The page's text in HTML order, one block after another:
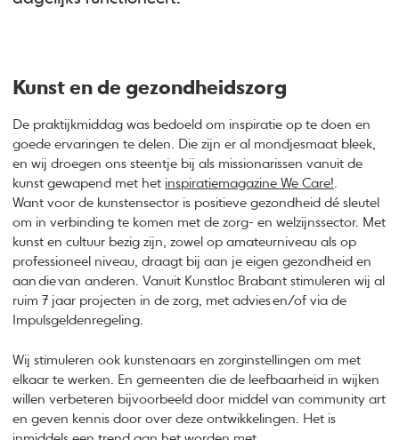
Kunst en de gezondheidszorg
De praktijkmiddag was bedoeld om inspiratie op te doen en
goede ervaringen te delen. Die zijn er al mondjesmaat bleek,
en wij droegen ons steentje bij als missionarissen vanuit de
kunst gewapend met het inspiratiemagazine We Care!.
Want voor de kunstensector is positieve gezondheid dé sleutel
om in verbinding te komen met de zorg- en welzijnssector. Met
kunst en cultuur bezig zijn, zowel op amateurniveau als op
professioneel niveau, draagt bij aan je eigen gezondheid en
aan die van anderen. Vanuit Kunstloc Brabant stimuleren wij al
ruim 7 jaar projecten in de zorg, met advies en/of via de
Impulsgeldenregeling.
Wij stimuleren ook kunstenaars en zorginstellingen om met
elkaar te werken. En gemeenten die de leefbaarheid in wijken
willen verbeteren bijvoorbeeld door middel van community art
en geven kennis door over deze ontwikkelingen. Het is